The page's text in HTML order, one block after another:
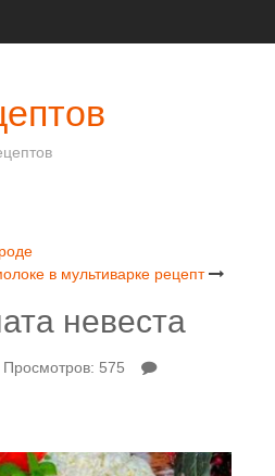
в мультиварке рецепт
невеста
Просмотров: 575